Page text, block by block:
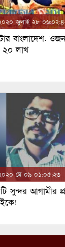
জুলাই ২৮
বাংলাদেশ:
২০ লাখ
মে ০৯ ০১:০৫:২৩
সুন্দর আগামীর